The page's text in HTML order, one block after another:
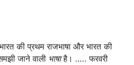
की प्रथम राजभाषा और भारत की
जाने वाली भाषाहै। ….. फरवरी